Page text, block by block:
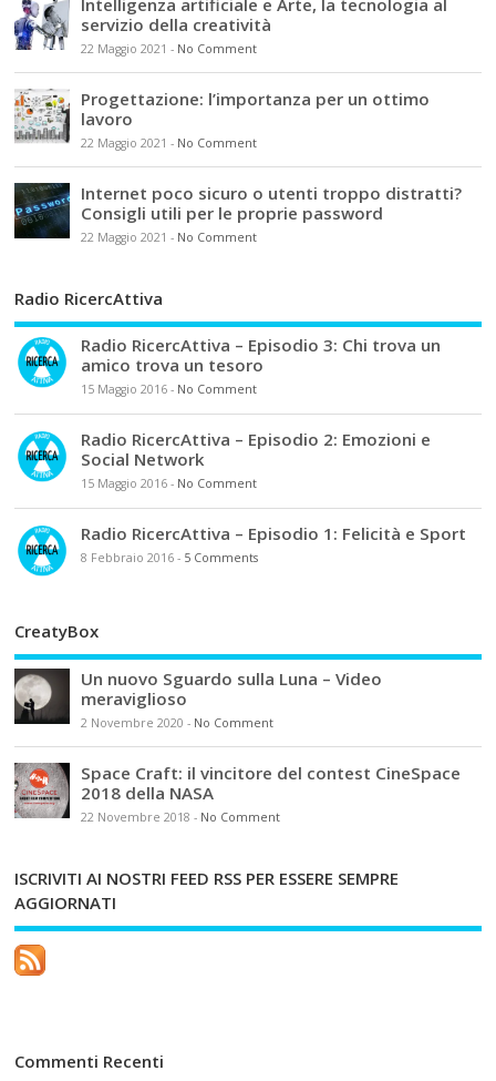
servizio della creatività
22 Maggio 2021 - No Comment
Progettazione: l’importanza per un ottimo
lavoro
22 Maggio 2021 - No Comment
Internet poco sicuro o utenti troppo distratti?
Consigli utili per le proprie password
22 Maggio 2021 - No Comment
Radio RicercAttiva
Radio RicercAttiva – Episodio 3: Chi trova un
amico trova un tesoro
15 Maggio 2016 - No Comment
Radio RicercAttiva – Episodio 2: Emozioni e
Social Network
15 Maggio 2016 - No Comment
Radio RicercAttiva – Episodio 1: Felicità e Sport
8 Febbraio 2016 - 5 Comments
CreatyBox
Un nuovo Sguardo sulla Luna – Video
meraviglioso
2 Novembre 2020 - No Comment
Space Craft: il vincitore del contest CineSpace
2018 della NASA
22 Novembre 2018 - No Comment
ISCRIVITI AI NOSTRI FEED RSS PER ESSERE SEMPRE
AGGIORNATI
Commenti Recenti